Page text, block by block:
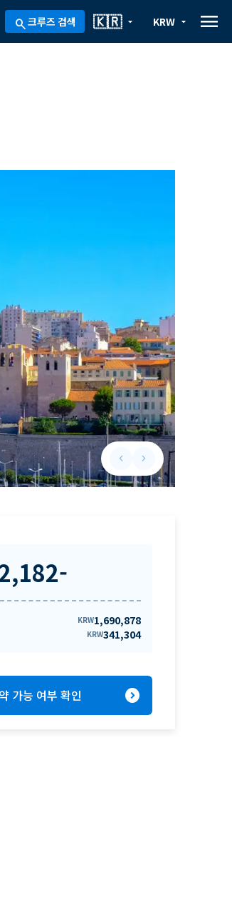
search크루즈 검색 arrow_drop_down
🇰🇷 arrow_drop_down
KRW menu
keyboard_arrow_leftPrevious slide
keyboard_arrow_rightNext slide
-
KRW1,690,878
KRW341,304
가능 여부 확인 expand_circle_right